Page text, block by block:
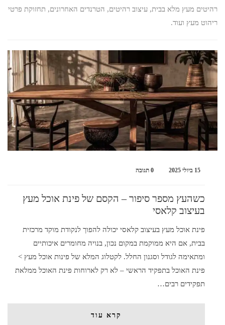
רהיטים מעץ מלא בבית, עיצוב רהיטים, הטרנדים האחרונים, תחזוקת פרטי
ריהוט מעץ ועוד.
15 ביולי 2025 0 תגובה
כשהעץ מספר סיפור – הקסם של פינת אוכל מעץ
בעיצוב קלאסי
פינת אוכל מעץ בעיצוב קלאסי יכולה להפוך לנקודת מוקד מרכזית
בבית, אם היא ממוקמת במקום נכון, בנויה מחומרים איכותיים
ומתאימה לגודל וסגנון החלל. לקטלוג המלא של פינות אוכל מעץ >
פינת האוכל בתפקיד הראשי – לא רק לארוחות פינת האוכל ממלאת
תפקידים רבים…
קרא עוד